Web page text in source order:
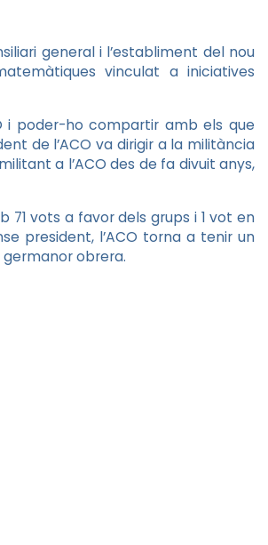
general i l’establiment del nou
vinculat a iniciatives
i poder-ho compartir amb els que
de l’ACO va dirigir a la militància
a l’ACO des de fa divuit anys,
vots a favor dels grups i 1 vot en
president, l’ACO torna a tenir un
obrera.